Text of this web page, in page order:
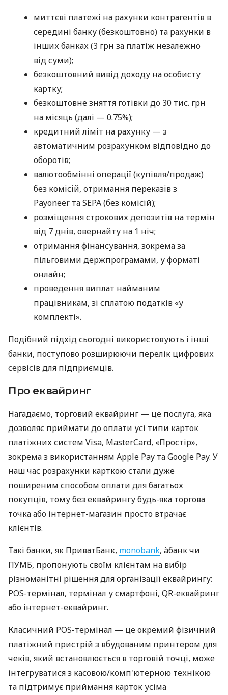
миттєві платежі на рахунки контрагентів в
середині банку (безкоштовно) та рахунки в
інших банках (3 грн за платіж незалежно
від суми);
безкоштовний вивід доходу на особисту
картку;
безкоштовне зняття готівки до 30 тис. грн
на місяць (далі — 0.75%);
кредитний ліміт на рахунку — з
автоматичним розрахунком відповідно до
оборотів;
валютообмінні операції (купівля/продаж)
без комісій, отримання переказів з
Payoneer та SEPA (без комісій);
розміщення строкових депозитів на термін
від 7 днів, овернайту на 1 ніч;
отримання фінансування, зокрема за
пільговими держпрограмами, у форматі
онлайн;
проведення виплат найманим
працівникам, зі сплатою податків «у
комплекті».
Подібний підхід сьогодні використовують і інші
банки, поступово розширюючи перелік цифрових
сервісів для підприємців.
Про еквайринг
Нагадаємо, торговий еквайринг — це послуга, яка
дозволяє приймати до оплати усі типи карток
платіжних систем Visa, MasterCard, «Простір»,
зокрема з використанням Apple Pay та Google Pay. У
наш час розрахунки карткою стали дуже
поширеним способом оплати для багатьох
покупців, тому без еквайрингу будь-яка торгова
точка або інтернет-магазин просто втрачає
клієнтів.
Такі банки, як ПриватБанк, monobank, àбанк чи
ПУМБ, пропонують своїм клієнтам на вибір
різноманітні рішення для організації еквайрингу:
POS-термінал, термінал у смартфоні, QR-еквайринг
або інтернет-еквайринг.
Класичний POS-термінал — це окремий фізичний
платіжний пристрій з вбудованим принтером для
чеків, який встановлюється в торговій точці, може
інтегруватися з касовою/комп'ютерною технікою
та підтримує приймання карток усіма